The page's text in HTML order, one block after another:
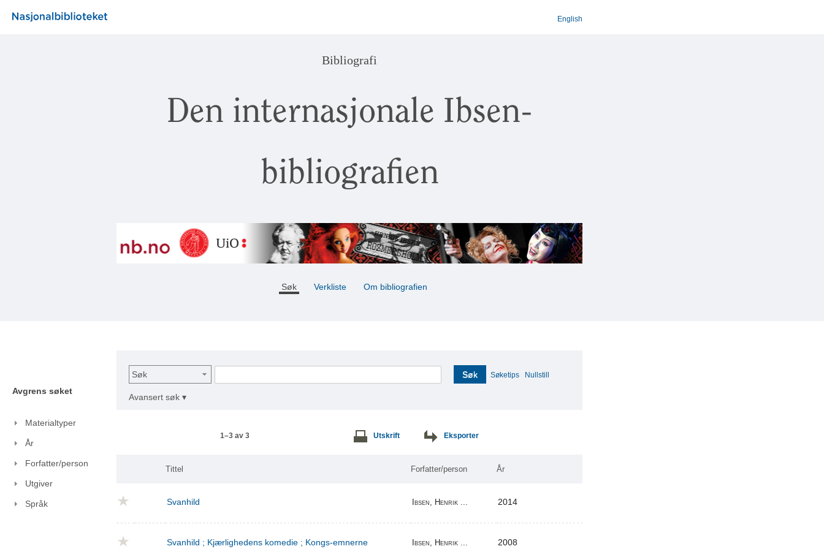
English
Bibliografi
Den internasjonale Ibsen-
bibliografien
Søk Verkliste Om bibliografien
Avgrens søket
Materialtyper
År
Forfatter/person
Utgiver
Språk
Søk Søk Søketips Nullstill
Avansert søk ▾
1–3 av 3 Utskrift Eksporter
Tittel Forfatter/person År
Svanhild Ibsen, Henrik ... 2014
Svanhild ; Kjærlighedens komedie ; Kongs-emnerne Ibsen, Henrik ... 2008